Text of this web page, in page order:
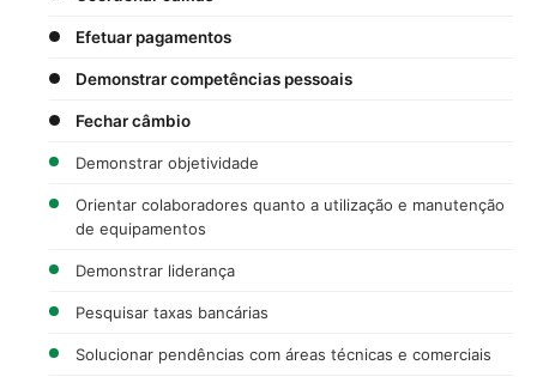
Efetuar pagamentos
Demonstrar competências pessoais
Fechar câmbio
Demonstrar objetividade
Orientar colaboradores quanto a utilização e manutenção
de equipamentos
Demonstrar liderança
Pesquisar taxas bancárias
Solucionar pendências com áreas técnicas e comerciais